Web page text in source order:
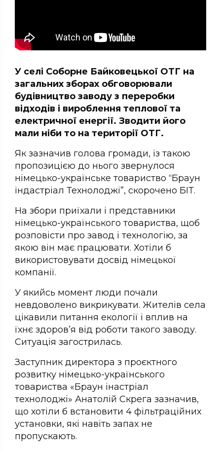
У селі Соборне Байковецької ОТГ на
загальних зборах обговорювали
будівництво заводу з переробки
відходів і вироблення теплової та
електричної енергії. Зводити його
мали ніби то на території ОТГ.
Як зазначив голова громади, із такою
пропозицією до нього звернулося
німецько-українське товариство “Браун
індастріал Технолоджі”, скорочено БІТ.
На збори приїхали і представники
німецько-українського товариства, щоб
розповісти про завод і технологію, за
якою він має працювати. Хотіли б
використовувати досвід німецької
компанії.
У якийсь момент люди почали
невдоволено викрикувати. Жителів села
цікавили питання екології і вплив на
їхнє здоров’я від роботи такого заводу.
Ситуація загострилась.
Заступник директора з проєктного
розвитку німецько-українського
товариства «Браун інастріал
технолоджі» Анатолій Скрега зазначив,
що хотіли б встановити 4 фільтраційних
установки, які навіть запах не
пропускають.